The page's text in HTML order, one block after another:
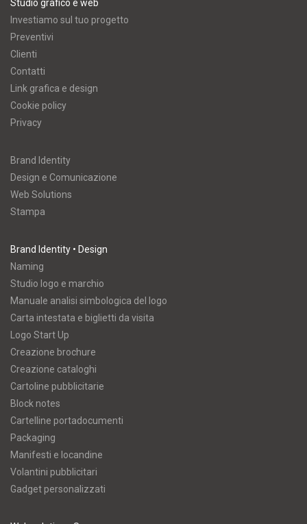
Studio grafico e web
Investiamo sul tuo progetto
Preventivi
Clienti
Contatti
Link grafica e design
Cookie policy
Privacy
Brand Identity
Design e Comunicazione
Web Solutions
Stampa
Brand Identity • Design
Naming
Studio logo e marchio
Manuale analisi simbologica del logo
Carta intestata e biglietti da visita
Logo Start Up
Creazione brochure
Creazione cataloghi
Cartoline pubblicitarie
Block notes
Cartelline portadocumenti
Packaging
Manifesti e locandine
Volantini pubblicitari
Gadget personalizzati